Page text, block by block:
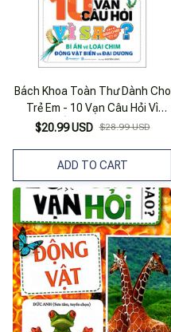
Bách Khoa Toàn Thư Dành Cho
Trẻ Em - 10 Vạn Câu Hỏi Vì
Sao? - Bí Ẩn Về Loài Chim, Động
Bản 2025)
$20.99 USD $28.99 USD
ADD TO CART